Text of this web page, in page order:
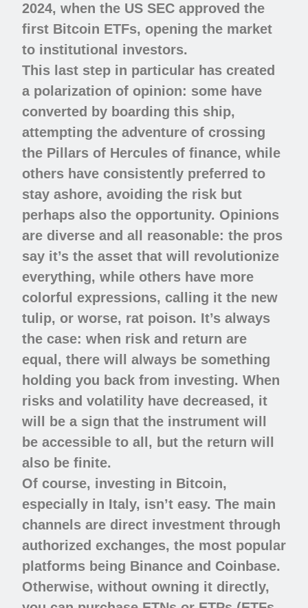
2024, when the US SEC approved the
first Bitcoin ETFs, opening the market
to institutional investors.
This last step in particular has created
a polarization of opinion: some have
converted by boarding this ship,
attempting the adventure of crossing
the Pillars of Hercules of finance, while
others have consistently preferred to
stay ashore, avoiding the risk but
perhaps also the opportunity. Opinions
are diverse and all reasonable: the pros
say it’s the asset that will revolutionize
everything, while others have more
colorful expressions, calling it the new
tulip, or worse, rat poison. It’s always
the case: when risk and return are
equal, there will always be something
holding you back from investing. When
risks and volatility have decreased, it
will be a sign that the instrument will
be accessible to all, but the return will
also be finite.
Of course, investing in Bitcoin,
especially in Italy, isn’t easy. The main
channels are direct investment through
authorized exchanges, the most popular
platforms being Binance and Coinbase.
Otherwise, without owning it directly,